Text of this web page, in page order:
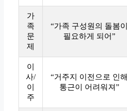
가
족
문
제
“가족 구성원의 돌봄이
필요하게 되어”
이
사/
이
주
“거주지 이전으로 인해
통근이 어려워져”